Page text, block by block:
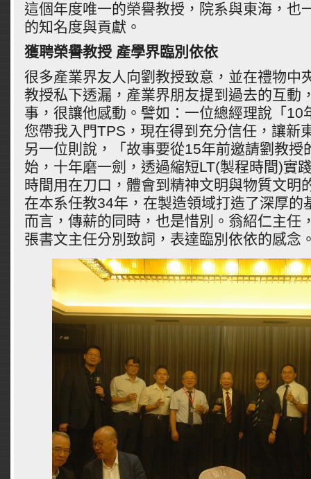
這個年度唯一的榮譽教授，院系與東海，也
的知名度與貢獻。
獲聘榮譽教授 產學界臨別依依
很多產業界友人向劉教授致意，並在禮物中
教授私下透漏，產業界朋友提到過去的互動
事，很讓他感動。譬如：一位總經理說「10
您帶我入門TPS，現在得到充分信任，讓新
另一位則說，「故事要從15年前邀請劉教授
始，十年磨一劍，透過縮短LT(製程時間)實
時間用在刀口，體會到精神文明與物質文明
在本系任教34年，在製造領域打造了深厚的
而言，傳薪的同時，也是惜別。翁紹仁主任
張書文主任分別致詞，表達臨別依依的感念